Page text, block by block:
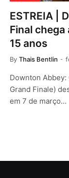
ESTREIA |
Final chega
15 anos
By Thais Bentlin
Downton Abbey:
Grand Finale)
em 7 de março…